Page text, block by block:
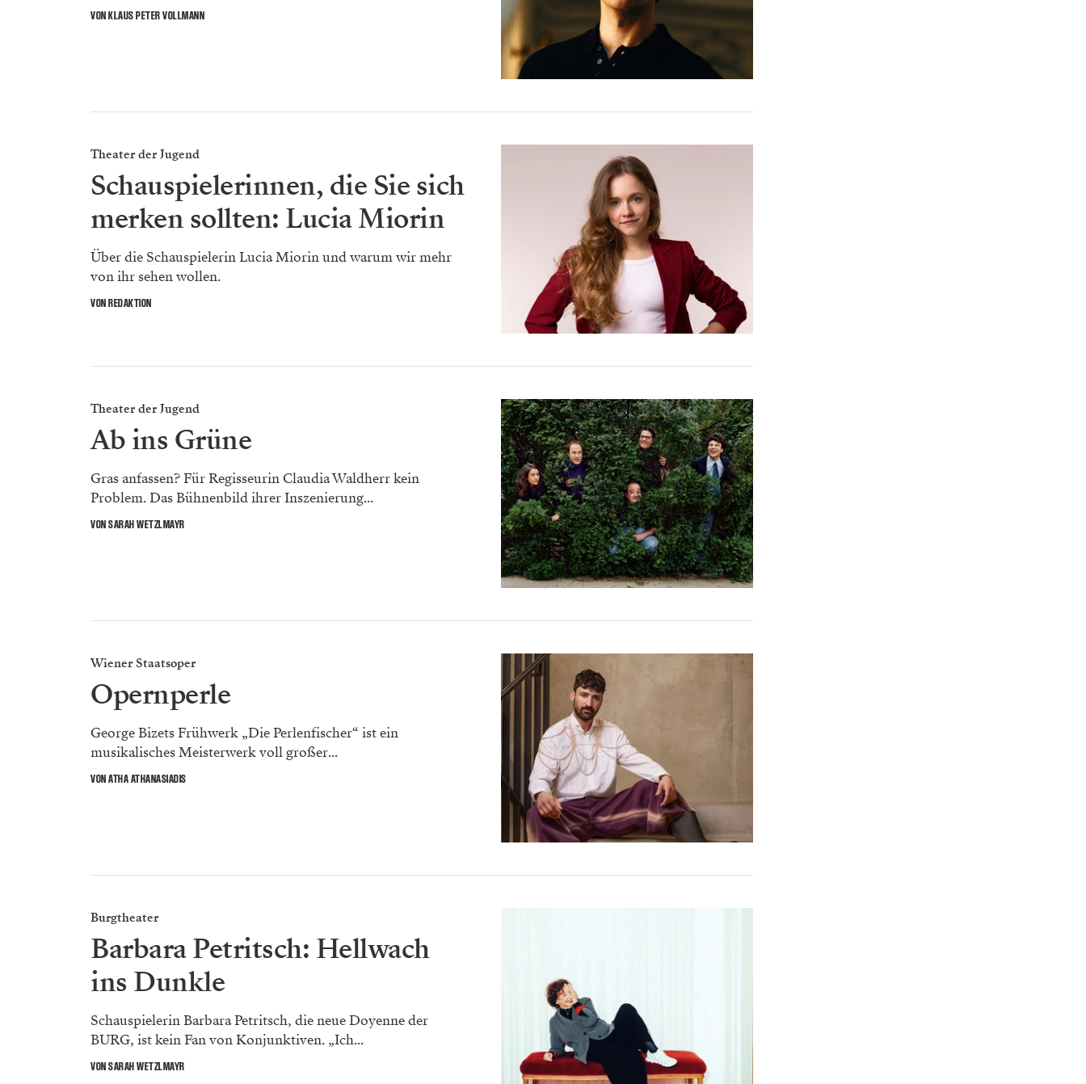
VON KLAUS PETER VOLLMANN
Theater der Jugend
Schauspielerinnen, die Sie sich
merken sollten: Lucia Miorin
Über die Schauspielerin Lucia Miorin und warum wir mehr
von ihr sehen wollen.
VON REDAKTION
Theater der Jugend
Ab ins Grüne
Gras anfassen? Für Regisseurin Claudia Waldherr kein
Problem. Das Bühnenbild ihrer Inszenierung...
VON SARAH WETZLMAYR
Wiener Staatsoper
Opernperle
George Bizets Frühwerk „Die Perlenfischer“ ist ein
musikalisches Meisterwerk voll großer...
VON ATHA ATHANASIADIS
Burgtheater
Barbara Petritsch: Hellwach
ins Dunkle
Schauspielerin Barbara Petritsch, die neue Doyenne der
BURG, ist kein Fan von Konjunktiven. „Ich...
VON SARAH WETZLMAYR